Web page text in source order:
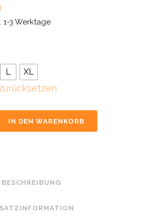
1-3 Werktage
L XL
IN DEN WARENKORB
BESCHREIBUNG